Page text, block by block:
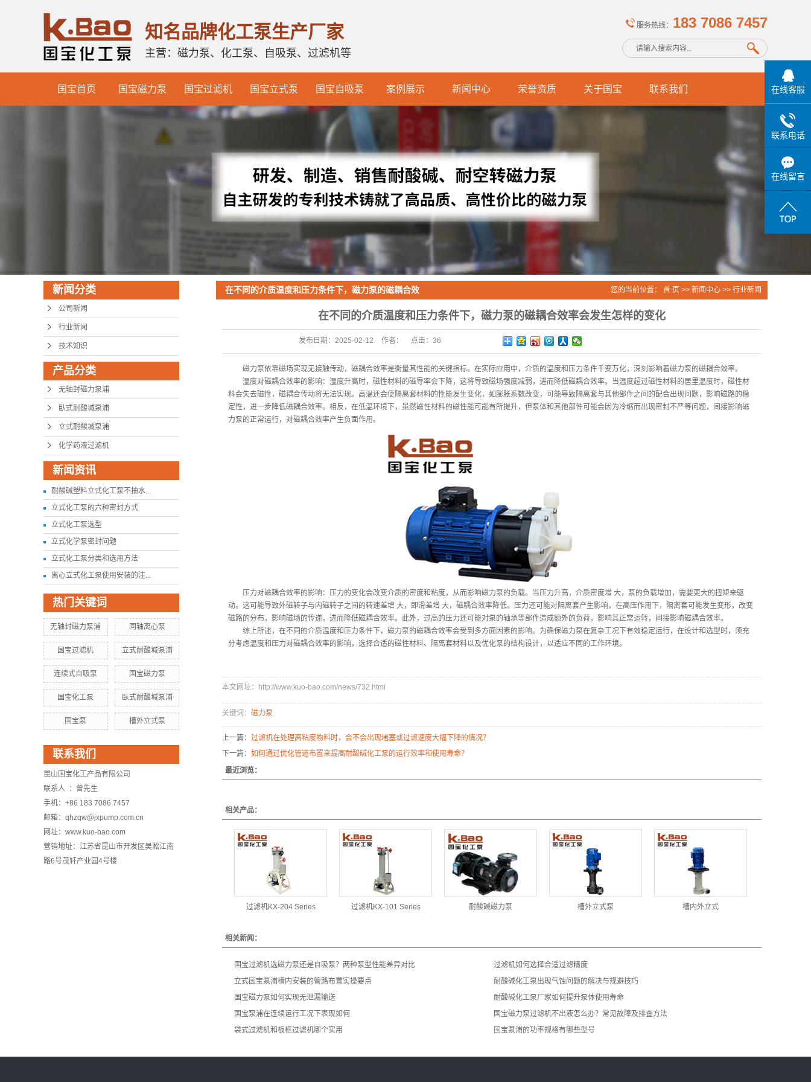
知名品牌化工泵生产厂家
主营：磁力泵、化工泵、自吸泵、过滤机等
服务热线： 183 7086 7457
国宝首页 国宝磁力泵 国宝过滤机 国宝立式泵 国宝自吸泵 案例展示 新闻中心 荣誉资质 关于国宝 联系我们
新闻分类
公司新闻
行业新闻
技术知识
产品分类
无轴封磁力泵浦
臥式耐酸堿泵浦
立式耐酸堿泵浦
化学药液过滤机
新闻资讯
耐酸碱塑料立式化工泵不抽水...
立式化工泵的六种密封方式
立式化工泵选型
立式化学泵密封问题
立式化工泵分类和选用方法
离心立式化工泵使用安装的注...
热门关键词
无轴封磁力泵浦 同轴离心泵
国宝过滤机 立式耐酸堿泵浦
连续式自吸泵 国宝磁力泵
国宝化工泵 臥式耐酸堿泵浦
国宝泵 槽外立式泵
联系我们
昆山国宝化工产品有限公司
联系人 ：曾先生
手机：+86 183 7086 7457
邮箱：qhzqw@jxpump.com.cn
网址：www.kuo-bao.com
营销地址：江苏省昆山市开发区吴淞江南
路6号茂轩产业园4号楼
在不同的介质温度和压力条件下，磁力泵的磁耦合效
您的当前位置： 首 页 >> 新闻中心 >> 行业新闻
在不同的介质温度和压力条件下，磁力泵的磁耦合效率会发生怎样的变化
发布日期： 2025-02-12 作者： 点击： 36
磁力泵依靠磁场实现无接触传动，磁耦合效率是衡量其性能的关键指标。在实际应用中，介质的温度和压力条件千变万化，深刻影响着磁力泵的磁耦合效率。
温度对磁耦合效率的影响：温度升高时，磁性材料的磁导率会下降，这将导致磁场强度减弱，进而降低磁耦合效率。当温度超过磁性材料的居里温度时，磁性材
料会失去磁性，磁耦合传动将无法实现。高温还会使隔离套材料的性能发生变化，如膨胀系数改变，可能导致隔离套与其他部件之间的配合出现问题，影响磁路的稳
定性，进一步降低磁耦合效率。相反，在低温环境下，虽然磁性材料的磁性能可能有所提升，但泵体和其他部件可能会因为冷缩而出现密封不严等问题，间接影响磁
力泵的正常运行，对磁耦合效率产生负面作用。
压力对磁耦合效率的影响：压力的变化会改变介质的密度和粘度，从而影响磁力泵的负载。当压力升高，介质密度增 大，泵的负载增加，需要更大的扭矩来驱
动。这可能导致外磁转子与内磁转子之间的转速差增 大，即滑差增 大，磁耦合效率降低。压力还可能对隔离套产生影响，在高压作用下，隔离套可能发生变形，改变
磁路的分布，影响磁场的传递，进而降低磁耦合效率。此外，过高的压力还可能对泵的轴承等部件造成额外的负荷，影响其正常运转，间接影响磁耦合效率。
综上所述，在不同的介质温度和压力条件下，磁力泵的磁耦合效率会受到多方面因素的影响。为确保磁力泵在复杂工况下有效稳定运行，在设计和选型时，须充
分考虑温度和压力对磁耦合效率的影响，选择合适的磁性材料、隔离套材料以及优化泵的结构设计，以适应不同的工作环境。
本文网址：http://www.kuo-bao.com/news/732.html
关键词： 磁力泵
上一篇： 过滤机在处理高粘度物料时，会不会出现堵塞或过滤速度大幅下降的情况？
下一篇： 如何通过优化管道布置来提高耐酸碱化工泵的运行效率和使用寿命？
最近浏览：
相关产品：
过滤机KX-204 Series 过滤机KX-101 Series 耐酸碱磁力泵 槽外立式泵 槽内外立式
相关新闻：
国宝过滤机选磁力泵还是自吸泵？两种泵型性能差异对比
过滤机如何选择合适过滤精度
立式国宝泵浦槽内安装的管路布置实操要点
耐酸碱化工泵出现气蚀问题的解决与规避技巧
国宝磁力泵如何实现无泄漏输送
耐酸碱化工泵厂家如何提升泵体使用寿命
国宝泵浦在连续运行工况下表现如何
国宝磁力泵过滤机不出液怎么办？常见故障及排查方法
袋式过滤机和板框过滤机哪个实用
国宝泵浦的功率规格有哪些型号
在线客服
联系电话
在线留言